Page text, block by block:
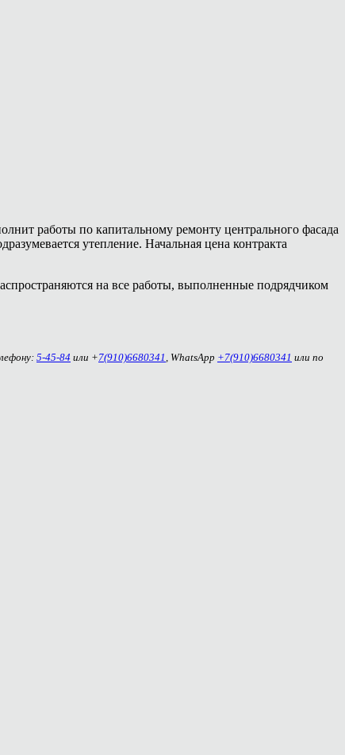
работы по капитальному ремонту центрального фасада
утепление. Начальная цена контракта
на все работы, выполненные подрядчиком
5-45-84 или +7(910)6680341 , WhatsApp +7(910)6680341 или по